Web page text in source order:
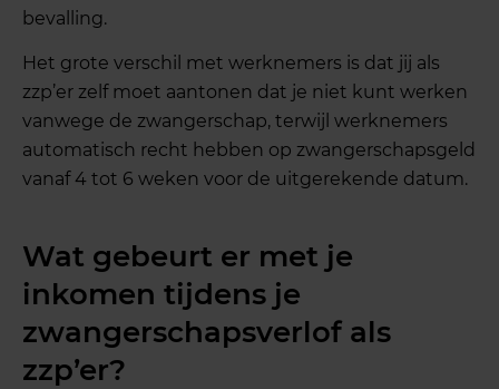
bevalling.
Het grote verschil met werknemers is dat jij als
zzp’er zelf moet aantonen dat je niet kunt werken
vanwege de zwangerschap, terwijl werknemers
automatisch recht hebben op zwangerschapsgeld
vanaf 4 tot 6 weken voor de uitgerekende datum.
Wat gebeurt er met je
inkomen tijdens je
zwangerschapsverlof als
zzp’er?